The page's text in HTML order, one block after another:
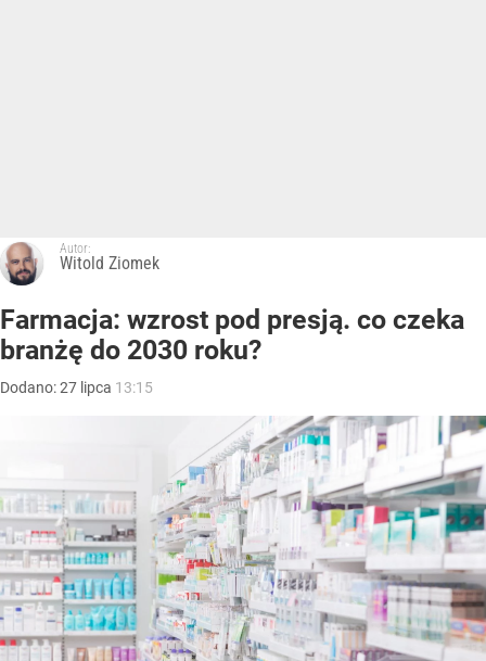
Autor:
Witold Ziomek
Farmacja: wzrost pod presją. co czeka
branżę do 2030 roku?
Dodano:27 lipca 13:15